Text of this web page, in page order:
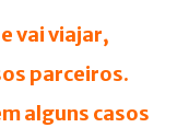
vai viajar,
parceiros.
alguns casos